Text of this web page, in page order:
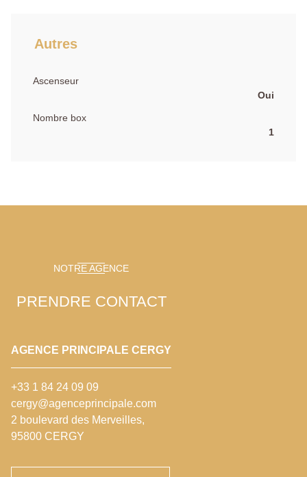
Autres
Ascenseur
Oui
Nombre box
1
NOTRE AGENCE
PRENDRE CONTACT
AGENCE PRINCIPALE CERGY
+33 1 84 24 09 09
cergy@agenceprincipale.com
2 boulevard des Merveilles,
95800 CERGY